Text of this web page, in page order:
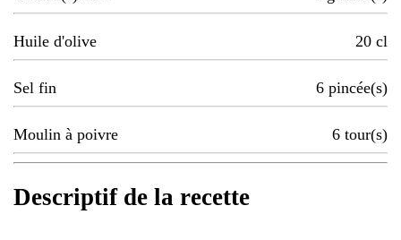
Huile d'olive 20 cl
Sel fin 6 pincée(s)
Moulin à poivre 6 tour(s)
Descriptif de la recette